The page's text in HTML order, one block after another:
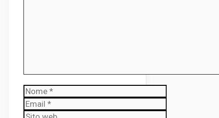
Nome
Email
Sito